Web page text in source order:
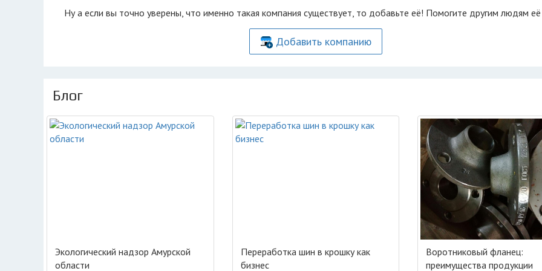
Ну а если вы точно уверены, что именно такая компания существует, то добавьте её! Помогите другим людям
Добавить компанию
Блог
Экологический надзор Амурской
области
Переработка шин в крошку как
бизнес
Воротниковый фланец:
преимущества продукции